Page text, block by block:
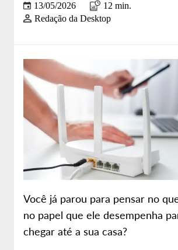
Entretenimento
Sobre nós
Site da Desktop
13/05/2026
12 min.
Redação da Desktop
Você já parou para pensar no
no papel que ele desempenha
chegar até a sua casa?